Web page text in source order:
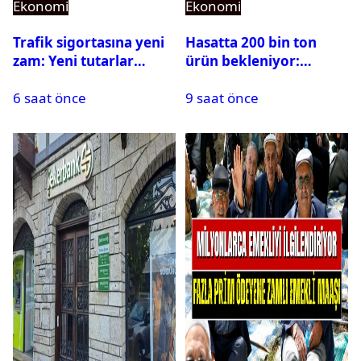
Ekonomi
Trafik sigortasına yeni
zam: Yeni tutarlar
6 saat önce
Ekonomi
Hasatta 200 bin ton
ürün bekleniyor:
vatandaşların yüzü
9 saat önce